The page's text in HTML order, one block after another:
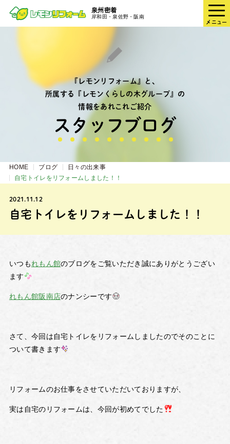
泉州密着
岸和田・泉佐野・阪南
メニュー
『レモンリフォーム』と、
所属する『レモンくらしの木グループ』の
情報をあれこれご紹介
スタッフブログ
HOME ブログ
日々の出来事
自宅トイレをリフォームしました！！
2021.11.12
自宅トイレをリフォームしました！！
いつもれもん館のブログをご覧いただき誠にありがとうござい
ます
れもん館阪南店のナンシーです
さて、今回は自宅トイレをリフォームしましたのでそのことに
ついて書きます
リフォームのお仕事をさせていただいておりますが、
実は自宅のリフォームは、今回が初めてでした